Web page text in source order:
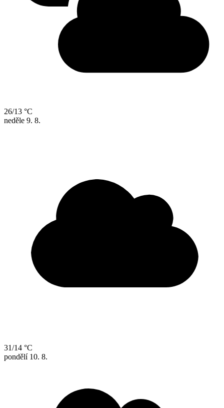
26/13 °C
neděle 9. 8.
31/14 °C
pondělí 10. 8.